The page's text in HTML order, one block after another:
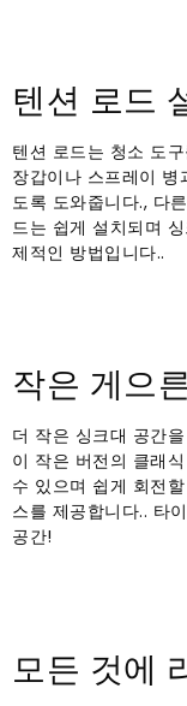
텐션 로드
텐션 로드는 청소 도
장갑이나 스프레이
도록 도와줍니다., 다
드는 쉽게 설치되며
제적인 방법입니다..
작은 게으
더 작은 싱크대 공간
이 작은 버전의 클래
수 있으며 쉽게 회전
스를 제공합니다.. 타
공간!
모든 것에